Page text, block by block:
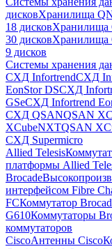
дисковХранилища
18 дисковХранилища
30 дисковХранилища
9 дисков
Системы хранения
СХД InfortrendСХД
EonStor DSСХД
GSeСХД Infortrend
СХД QSANQSAN
XCubeNXTQSAN
СХД Supermicro
Allied Telesis
платформы Allied
Brocade
интерфейсом Fibre
FCКоммутатор
G610Коммутаторы
коммутаторов
CiscoАнтенны Cisco